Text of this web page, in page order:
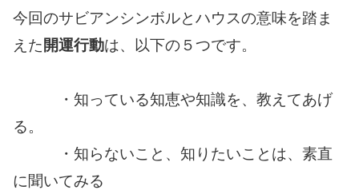
今回のサビアンシンボルとハウスの意味を踏ま
えた 開運行動は、以下の５つです。
・知っている知恵や知識を、教えてあげ
る。
・知らないこと、知りたいことは、素直
に聞いてみる